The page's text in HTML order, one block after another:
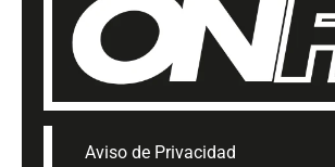
Aviso de Privacidad